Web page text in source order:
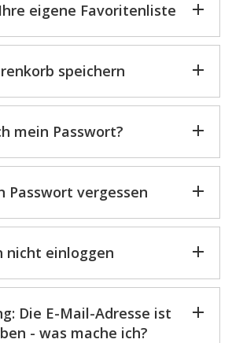
eigene Favoritenliste
speichern
mein Passwort?
Passwort vergessen
nicht einloggen
Die E-Mail-Adresse ist
- was mache ich?